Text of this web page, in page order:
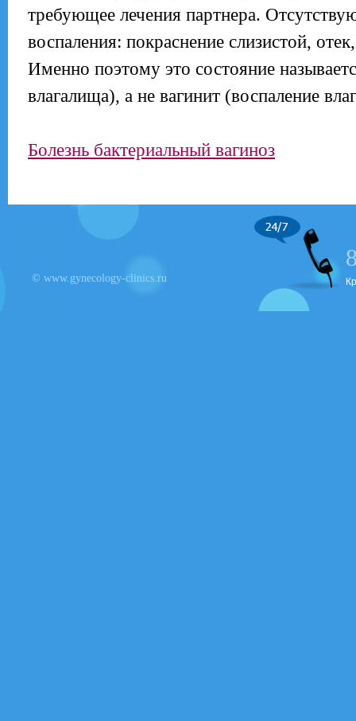
требующее лечения партнера.
воспаления: покраснение слизистой,
Именно поэтому это состояние
влагалища), а не вагинит (воспаление
Болезнь бактериальный вагиноз
© www.gynecology-clinics.ru